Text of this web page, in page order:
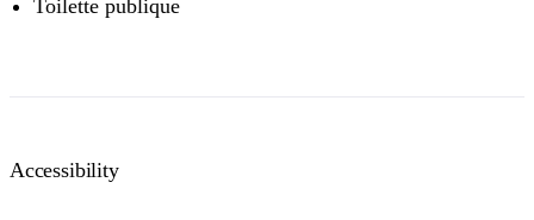
Toilette publique
Accessibility